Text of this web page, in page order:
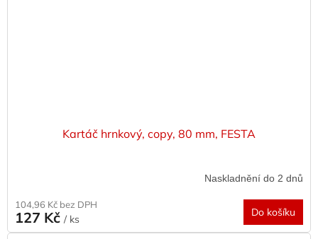
Kartáč hrnkový, copy, 80 mm, FESTA
Naskladnění do 2 dnů
104,96 Kč bez DPH
127 Kč / ks
Do košíku